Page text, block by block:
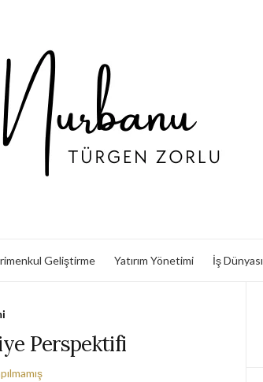
Geliştirme Yatırım Yönetimi İş Dünyası
Perspektifi